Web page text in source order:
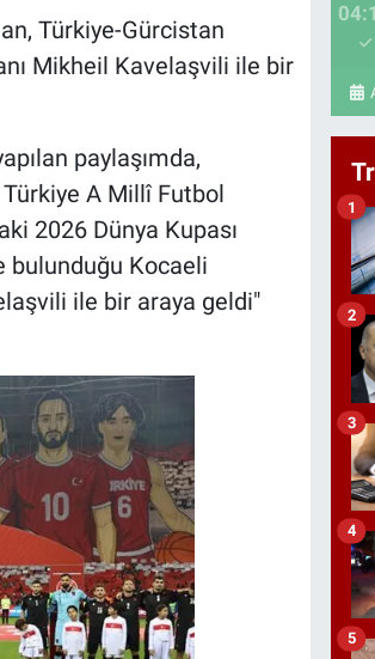
Türkiye-Gürcistan
Mikheil Kavelaşvili ile bir
paylaşımda,
Türkiye A Millî Futbol
2026 Dünya Kupası
bulunduğu Kocaeli
ile bir araya geldi"
1
2
3
4
5